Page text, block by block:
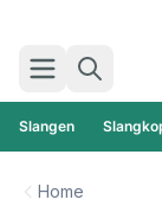
Zoek
Slangen
Home